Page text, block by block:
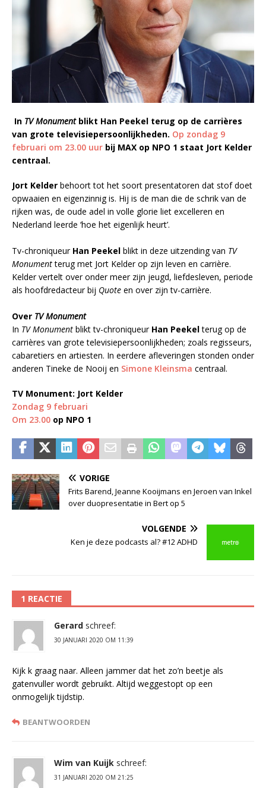
In TV Monumentblikt Han Peekel terug op de carrières
van grote televisiepersoonlijkheden. Op zondag 9
februari om 23.00 uur bij MAX op NPO 1 staat Jort Kelder
centraal.
Jort Kelder behoort tot het soort presentatoren dat stof doet
opwaaien en eigenzinnig is. Hij is de man die de schrik van de
rijken was, de oude adel in volle glorie liet excelleren en
Nederland leerde ‘hoe het eigenlijk heurt’.
Tv-chroniqueur Han Peekel blikt in deze uitzending van TV
Monumentterug met Jort Kelder op zijn leven en carrière.
Kelder vertelt over onder meer zijn jeugd, liefdesleven, periode
als hoofdredacteur bij Quote en over zijn tv-carrière.
Over TV Monument
In TV Monument blikt tv-chroniqueur Han Peekelterug op de
carrières van grote televisiepersoonlijkheden; zoals regisseurs,
cabaretiers en artiesten. In eerdere afleveringen stonden onder
anderen Tineke de Nooij en Simone Kleinsma centraal.
TV Monument: Jort Kelder
Zondag 9 februari
Om 23.00 op NPO 1
VORIGE
Frits Barend, Jeanne Kooijmans en Jeroen van Inkel
over duopresentatie in Bert op 5
VOLGENDE
Ken je deze podcasts al? #12 ADHD
1 REACTIE
Gerard schreef:
30 JANUARI 2020 OM 11:39
Kijk k graag naar. Alleen jammer dat het zo’n beetje als
gatenvuller wordt gebruikt. Altijd weggestopt op een
onmogelijk tijdstip.
BEANTWOORDEN
Wim van Kuijk schreef:
31 JANUARI 2020 OM 21:25